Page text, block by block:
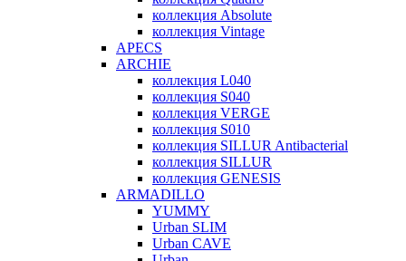
коллекция Absolute
коллекция Vintage
APECS
ARCHIE
коллекция L040
коллекция S040
коллекция VERGE
коллекция S010
коллекция SILLUR Antibacterial
коллекция SILLUR
коллекция GENESIS
ARMADILLO
YUMMY
Urban SLIM
Urban CAVE